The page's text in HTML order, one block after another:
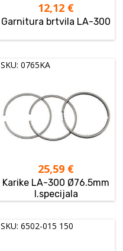
12,12 €
Garnitura brtvila LA-300
SKU: 0765KA
25,59 €
Karike LA-300 Ø76.5mm
I.specijala
SKU: 6502-015 150